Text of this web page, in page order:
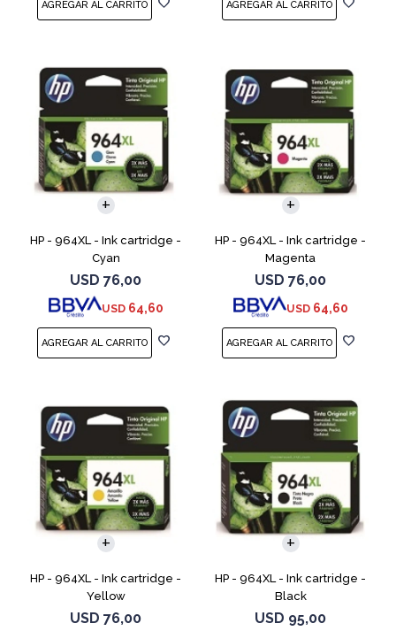
HP - 964XL - Ink cartridge -
Cyan
USD 76,00
USD 64,60
HP - 964XL - Ink cartridge -
Magenta
USD 76,00
USD 64,60
HP - 964XL - Ink cartridge -
Yellow
USD 76,00
HP - 964XL - Ink cartridge -
Black
USD 95,00